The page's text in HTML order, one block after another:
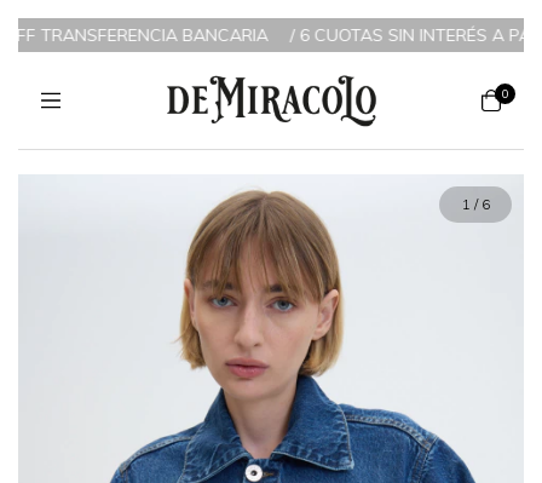
BANCARIA /6 CUOTAS SIN INTERÉS A PARTIR DE $200.000 / 3
0
1 / 6